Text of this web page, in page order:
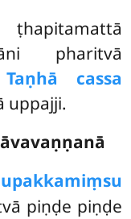
pharitvā
Taṇhā cassa
uppajji.
piṇḍe piṇḍe